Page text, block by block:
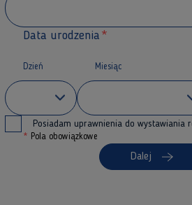
Data urodzenia
Dzień Miesiąc
Posiadam uprawnienia do wystawiania
* Pola obowiązkowe
Dalej